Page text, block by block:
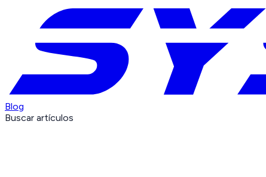
Blog
Buscar artículos